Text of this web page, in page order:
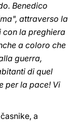
Benedico
attraverso la
con la preghiera
a coloro che
guerra,
di quel
per la pace! Vi
a